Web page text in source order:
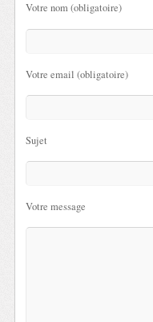
Votre nom (obligatoire)
Votre email (obligatoire)
Sujet
Votre message